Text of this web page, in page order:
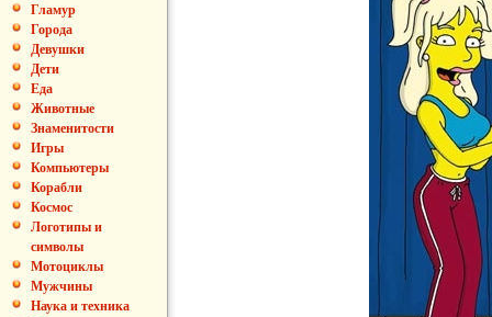
Гламур
Города
Девушки
Дети
Еда
Животные
Знаменитости
Игры
Компьютеры
Корабли
Космос
Логотипы и
символы
Мотоциклы
Мужчины
Наука и техника